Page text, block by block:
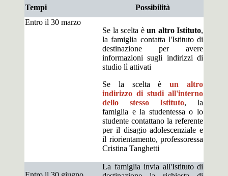
Tempi
Possibilità
Entro il 30 marzo
Se la scelta è un altro Istituto,
la famiglia contatta l'Istituto di
destinazione per avere
informazioni sugli indirizzi di
studio lì attivati
Se la scelta èun altro
indirizzo di studi all'interno
dello stesso Istituto, la
famiglia e la studentessa o lo
studente contattano la referente
per il disagio adolescenziale e
il riorientamento, professoressa
Cristina Tanghetti
La famiglia invia all'Istituto di